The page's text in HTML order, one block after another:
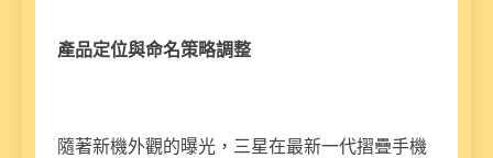
產品定位與命名策略調整
隨著新機外觀的曝光，三星在最新一代摺疊手機